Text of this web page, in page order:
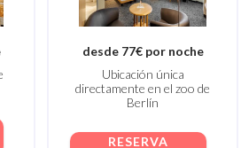
desde 77€ por noche
Ubicación única
directamente en el zoo de
Berlín
RESERVA